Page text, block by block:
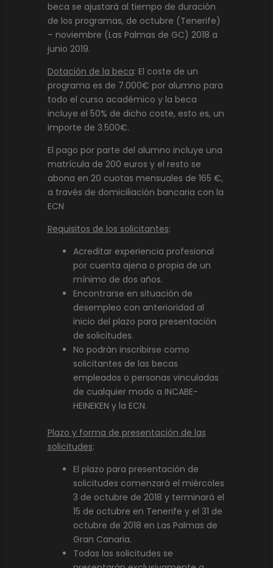
beca se ajustará al tiempo de duración
de los programas, de octubre (Tenerife)
– noviembre (Las Palmas de GC) 2018 a
junio 2019.
Dotación de la beca: El coste de un
programa es de 7.000€ por alumno para
todo el curso académico y la beca
incluye el 50% de dicho coste, esto es, un
importe de 3.500€.
El pago por parte del alumno incluye una
matrícula de 200 euros y el resto se
abona en 20 cuotas mensuales de 165 €,
a través de domiciliación bancaria con la
ECN
Requisitos de los solicitantes:
Acreditar experiencia profesional
por cuenta ajena o propia de un
mínimo de dos años.
Encontrarse en situación de
desempleo con anterioridad al
inicio del plazo para presentación
de solicitudes.
No podrán inscribirse como
solicitantes de las becas
empleados o personas vinculadas
de cualquier modo a INCABE-
HEINEKEN y la ECN.
Plazo y forma de presentación de las
solicitudes:
El plazo para presentación de
solicitudes comenzará el miércoles
3 de octubre de 2018 y terminará el
15 de octubre en Tenerife y el 31 de
octubre de 2018 en Las Palmas de
Gran Canaria.
Todas las solicitudes se